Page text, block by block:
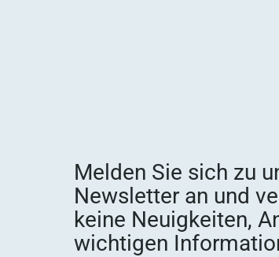
Melden Sie sich zu
Newsletter an und
keine Neuigkeiten,
wichtigen